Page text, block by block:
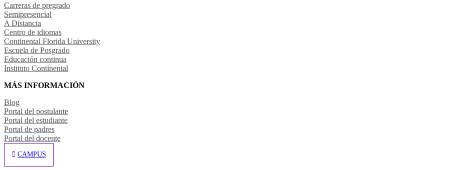
Carreras de pregrado
Semipresencial
A Distancia
Centro de idiomas
Continental Florida University
Escuela de Posgrado
Educación continua
Instituto Continental
MÁS INFORMACIÓN
Blog
Portal del postulante
Portal del estudiante
Portal de padres
Portal del docente
CAMPUS